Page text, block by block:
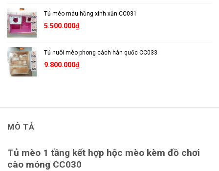
Tủ mèo màu hồng xinh xắn CC031
5.500.000₫
Tủ nuôi mèo phong cách hàn quốc CC033
9.800.000₫
MÔ TẢ
Tủ mèo 1 tầng kết hợp hộc mèo kèm đồ chơi
cào móng CC030